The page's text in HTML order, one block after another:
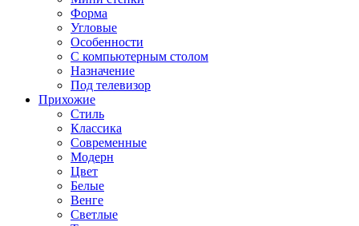
Форма
Угловые
Особенности
С компьютерным столом
Назначение
Под телевизор
Прихожие
Стиль
Классика
Современные
Модерн
Цвет
Белые
Венге
Светлые